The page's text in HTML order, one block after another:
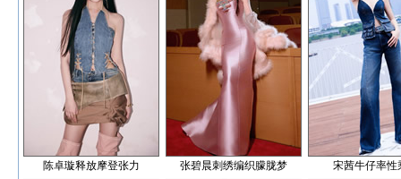
陈卓璇释放摩登张力 张碧晨刺绣编织朦胧梦 宋茜牛仔率性